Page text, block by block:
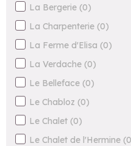
La Bergerie (0)
La Charpenterie (0)
La Ferme d'Elisa (0)
La Verdache (0)
Le Belleface (0)
Le Chabloz (0)
Le Chalet (0)
Le Chalet de l'Hermine (0